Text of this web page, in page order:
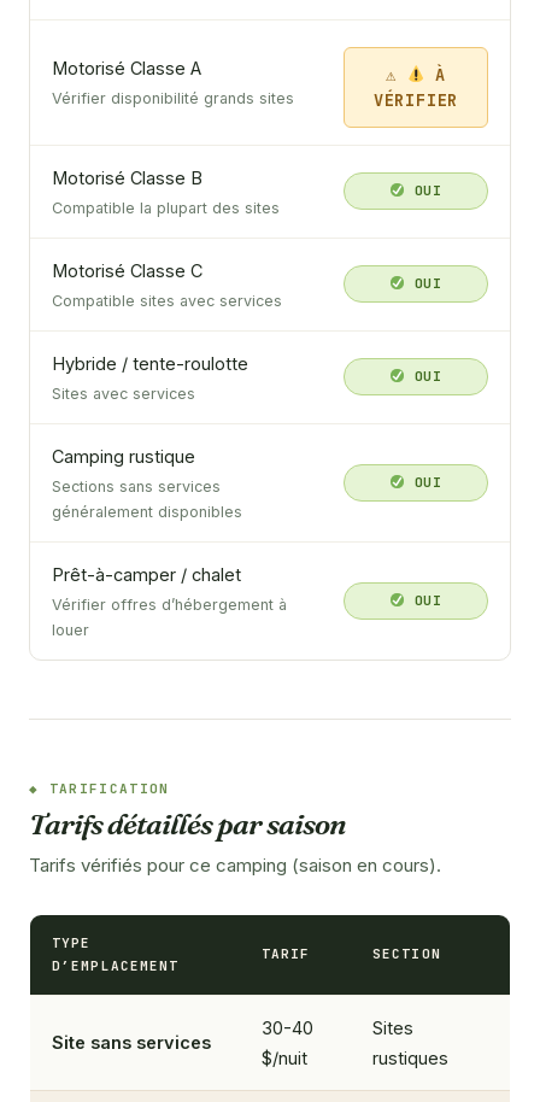
Motorisé Classe A
Vérifier disponibilité grands sites
À
VÉRIFIER
Motorisé Classe B
Compatible la plupart des sites
OUI
Motorisé Classe C
Compatible sites avec services
OUI
Hybride / tente-roulotte
Sites avec services
OUI
Camping rustique
Sections sans services
généralement disponibles
OUI
Prêt-à-camper / chalet
Vérifier offres d’hébergement à
louer
OUI
TARIFICATION
Tarifs détaillés par saison
Tarifs vérifiés pour ce camping (saison en cours).
TYPE
D’EMPLACEMENT
TARIF SECTION
Site sans services
30-40
$/nuit
Sites
rustiques